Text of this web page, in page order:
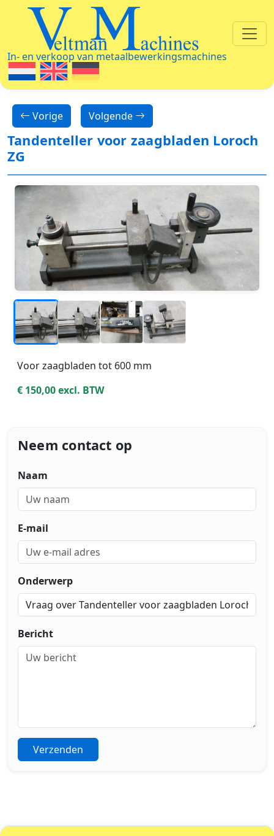
Veltman Machines
In- en verkoop van metaalbewerkingsmachines
Vorige Volgende
Tandenteller voor zaagbladen Loroch
ZG
_
_
Voor zaagbladen tot 600 mm
€ 150,00 excl. BTW
Neem contact op
Naam
E-mail
Onderwerp
Bericht
Verzenden